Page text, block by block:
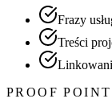
Frazy
Treści
PROOF